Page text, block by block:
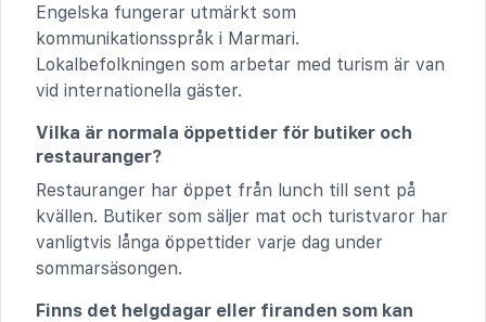
Engelska fungerar utmärkt som
kommunikationsspråk i Marmari.
Lokalbefolkningen som arbetar med turism är van
vid internationella gäster.
Vilka är normala öppettider för butiker och
restauranger?
Restauranger har öppet från lunch till sent på
kvällen. Butiker som säljer mat och turistvaror har
vanligtvis långa öppettider varje dag under
sommarsäsongen.
Finns det helgdagar eller firanden som kan